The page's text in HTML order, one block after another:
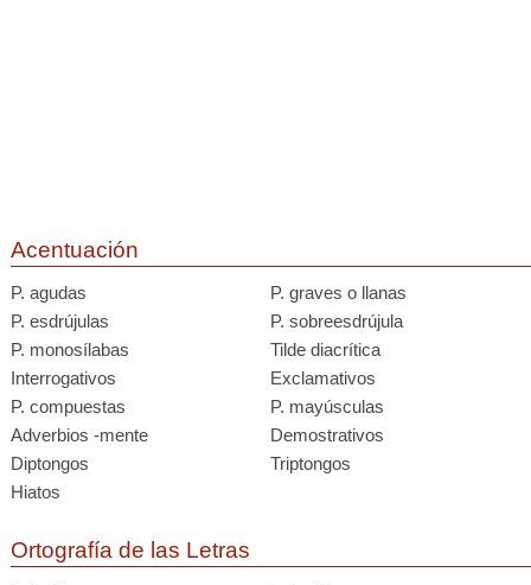
Acentuación
P. agudas
P. graves o llanas
P. esdrújulas
P. sobreesdrújula
P. monosílabas
Tilde diacrítica
Interrogativos
Exclamativos
P. compuestas
P. mayúsculas
Adverbios -mente
Demostrativos
Diptongos
Triptongos
Hiatos
Ortografía de las Letras